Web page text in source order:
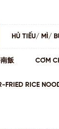
HỦ TIẾU/ MÌ/
飯 CƠM
RICE